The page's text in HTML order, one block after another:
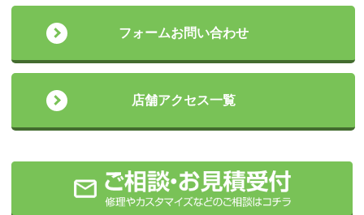
フォームお問い合わせ
店舗アクセス一覧